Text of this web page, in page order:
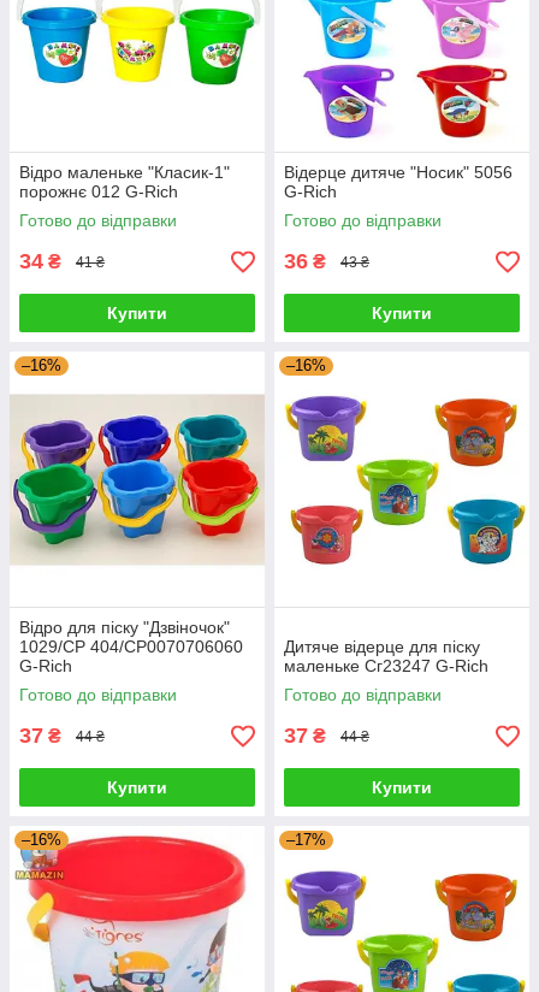
Відро маленьке "Класик-1"
порожнє 012 G-Rich
Готово до відправки
34 ₴ 41 ₴
Купити
Відерце дитяче "Носик" 5056
G-Rich
Готово до відправки
36 ₴ 43 ₴
Купити
–16%
Відро для піску "Дзвіночок"
1029/СР 404/CP0070706060
G-Rich
Готово до відправки
37 ₴ 44 ₴
Купити
–16%
Дитяче відерце для піску
маленьке Сг23247 G-Rich
Готово до відправки
37 ₴ 44 ₴
Купити
–16% –17%